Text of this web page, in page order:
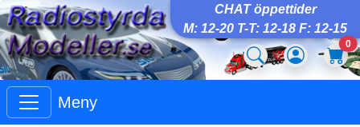
CHAT öppettider
M: 12-20 T-T: 12-18 F: 12-15
0
Meny